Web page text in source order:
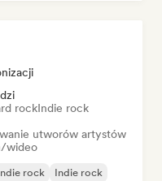
rockIndie rock
utworów artystów
wideo
rock
Indie rock